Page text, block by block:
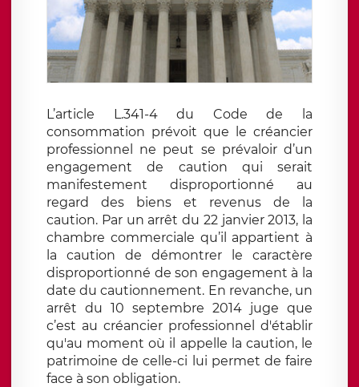
L’article L.341-4 du Code de la
consommation prévoit que le créancier
professionnel ne peut se prévaloir d’un
engagement de caution qui serait
manifestement disproportionné au
regard des biens et revenus de la
caution. Par un arrêt du 22 janvier 2013, la
chambre commerciale qu’il appartient à
la caution de démontrer le caractère
disproportionné de son engagement à la
date du cautionnement. En revanche, un
arrêt du 10 septembre 2014 juge que
c’est au créancier professionnel d'établir
qu'au moment où il appelle la caution, le
patrimoine de celle-ci lui permet de faire
face à son obligation.